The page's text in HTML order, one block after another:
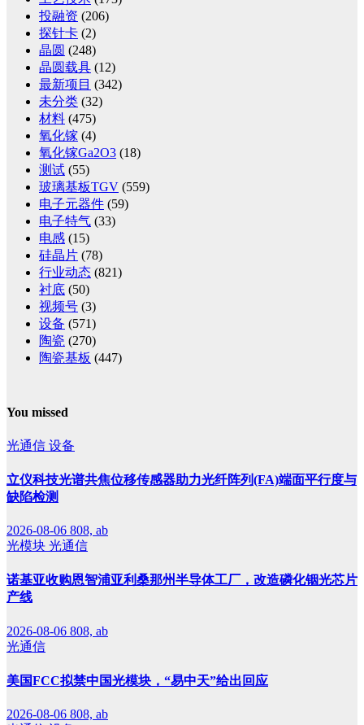
投融资 (206)
探针卡 (2)
晶圆 (248)
晶圆载具 (12)
最新项目 (342)
未分类 (32)
材料 (475)
氧化镓 (4)
氧化镓Ga2O3 (18)
测试 (55)
玻璃基板TGV (559)
电子元器件 (59)
电子特气 (33)
电感 (15)
硅晶片 (78)
行业动态 (821)
衬底 (50)
视频号 (3)
设备 (571)
陶瓷 (270)
陶瓷基板 (447)
You missed
光通信 设备
立仪科技光谱共焦位移传感器助力光纤阵列(FA)端面平行度与
缺陷检测
2026-08-06 808, ab
光模块 光通信
诺基亚收购恩智浦亚利桑那州半导体工厂，改造磷化铟光芯片
产线
2026-08-06 808, ab
光通信
美国FCC拟禁中国光模块，“易中天”给出回应
2026-08-06 808, ab